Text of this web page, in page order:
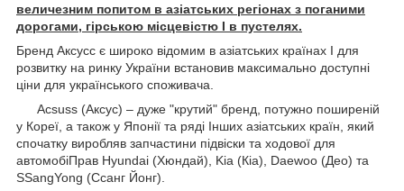
величезним попитом в азіатських регіонах з поганими
дорогами, гірською місцевістю І в пустелях.
Бренд Аксусс є широко відомим в азіатських країнах І для
розвитку на ринку України встановив максимально доступні
ціни для українського споживача.
Acsuss (Аксус) – дуже "крутий" бренд, потужно поширеній
у Кореї, а також у Японії та ряді Інших азіатських країн, який
спочатку виробляв запчастини підвіски та ходової для
автомобіПрав Hyundai (Хюндай), Kia (Кіа), Daewoo (Део) та
SSangYong (Ссанг Йонг).